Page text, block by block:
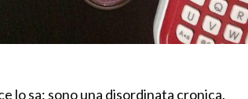
lo sa: sono una disordinata cronica.